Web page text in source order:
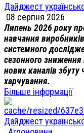
Дайджест
08 серпня 2026
Липень 2026 року
навчання
системного
сезонного
нових каналів збуту
харчування.
Більше інформації
Дайджест